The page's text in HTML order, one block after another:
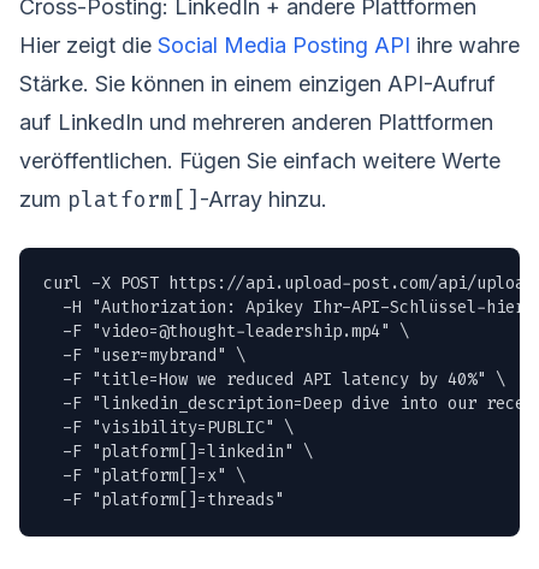
Cross-Posting: LinkedIn + andere Plattformen
Hier zeigt die Social Media Posting API ihre wahre
Stärke. Sie können in einem einzigen API-Aufruf
auf LinkedIn und mehreren anderen Plattformen
veröffentlichen. Fügen Sie einfach weitere Werte
zum platform[] -Array hinzu.
curl -X POST https://api.upload-post.com/api/
-H "Authorization: Apikey Ihr-API-Schlüssel-hier"
  -F "
video=@thought-leadership.mp4" \
  -F "user=mybrand" \
  -F "title=How we reduced API latency by 40%" \
-F "linkedin_description=Deep dive into our
  -F "visibility=PUBLIC" \
  -F "platform[]=linkedin" \
  -F "platform[]=x" \
  -F "platform[]=threads"